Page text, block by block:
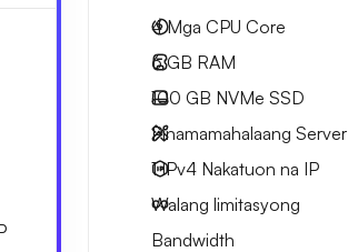
4Mga CPU Core
6 GB RAM
100 GB NVMe SSD
Pinamamahalaang Server
1 IPv4 Nakatuon na IP
Walang limitasyong
Bandwidth